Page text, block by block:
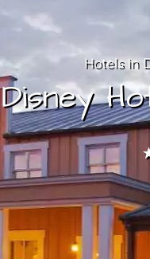
Hotels in
Disney